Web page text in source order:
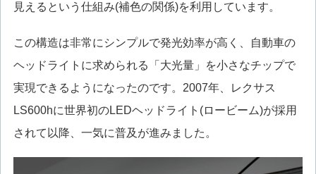
見えるという仕組み(補色の関係)を利用しています。
この構造は非常にシンプルで発光効率が高く、自動車の
ヘッドライトに求められる「大光量」を小さなチップで
実現できるようになったのです。2007年、レクサス
LS600hに世界初のLEDヘッドライト(ロービーム)が採用
されて以降、一気に普及が進みました。